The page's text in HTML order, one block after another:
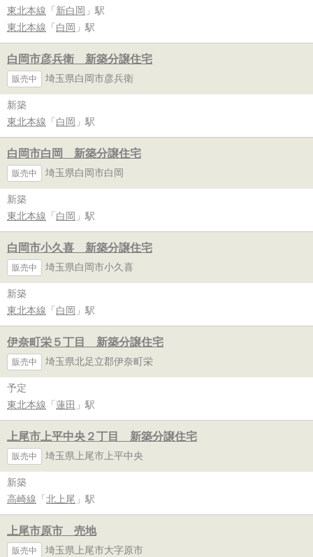
東北本線 「 新白岡 」駅
東北本線 「 白岡 」駅
白岡市彦兵衛 新築分譲住宅
販売中 埼玉県白岡市彦兵衛
新築
東北本線 「 白岡 」駅
白岡市白岡 新築分譲住宅
販売中 埼玉県白岡市白岡
新築
東北本線 「 白岡 」駅
白岡市小久喜 新築分譲住宅
販売中 埼玉県白岡市小久喜
新築
東北本線 「 白岡 」駅
伊奈町栄５丁目 新築分譲住宅
販売中 埼玉県北足立郡伊奈町栄
予定
東北本線 「 蓮田 」駅
上尾市上平中央２丁目 新築分譲住宅
販売中 埼玉県上尾市上平中央
新築
高崎線 「 北上尾 」駅
上尾市原市 売地
販売中 埼玉県上尾市大字原市